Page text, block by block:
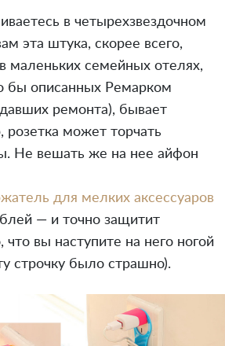
в четырехзвездочном
эта штука, скорее всего,
маленьких семейных отелях,
бы описанных Ремарком
ремонта), бывает
розетка может торчать
Не вешать же на нее айфон
для мелких аксессуаров
— и точно защитит
что вы наступите на него ногой
строчку было страшно).